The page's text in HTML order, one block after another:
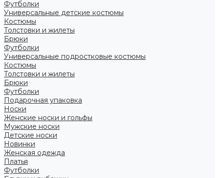
Футболки
Универсальные детские костюмы
Костюмы
Толстовки и жилеты
Брюки
Футболки
Универсальные подростковые костюмы
Костюмы
Толстовки и жилеты
Брюки
Футболки
Подарочная упаковка
Носки
Женские носки и гольфы
Мужские носки
Детские носки
Новинки
Женская одежда
Платья
Футболки